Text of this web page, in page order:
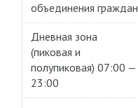
объединения граждан
Дневная зона
(пиковая и
полупиковая) 07:00 —
23:00